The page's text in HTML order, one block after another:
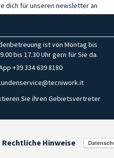
dich für unseren newsletter an
ist von Montag bis
bis 17.30 Uhr gern für Sie da.
+39 334 639 8180
Sie ihren Gebietsvertreter
Rechtliche Hinweise